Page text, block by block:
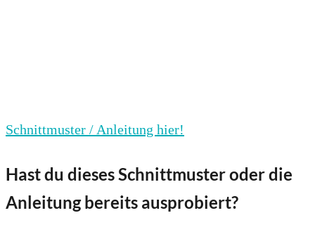
Schnittmuster / Anleitung hier!
Hast du dieses Schnittmuster oder die
Anleitung bereits ausprobiert?